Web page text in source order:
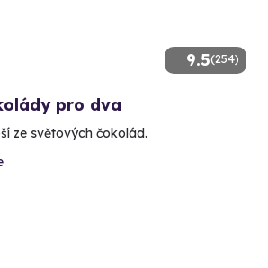
9.5(254)
pro dva
ze světových čokolád.